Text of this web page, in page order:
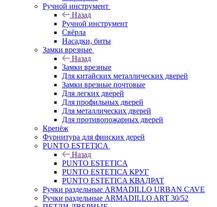
Ручной инструмент
Назад
Ручной инструмент
Свёрла
Насадки, биты
Замки врезные
Назад
Замки врезные
Для китайских металлических дверей
Замки врезные почтовые
Для легких дверей
Для профильных дверей
Для металлических дверей
Для противопожарных дверей
Крепёж
Фурнитура для финских дерей
PUNTO ESTETICA
Назад
PUNTO ESTETICA
PUNTO ESTETICA КРУГ
PUNTO ESTETICA КВАДРАТ
Ручки раздельные ARMADILLO URBAN CAVE
Ручки раздельные ARMADILLO ART 30/52